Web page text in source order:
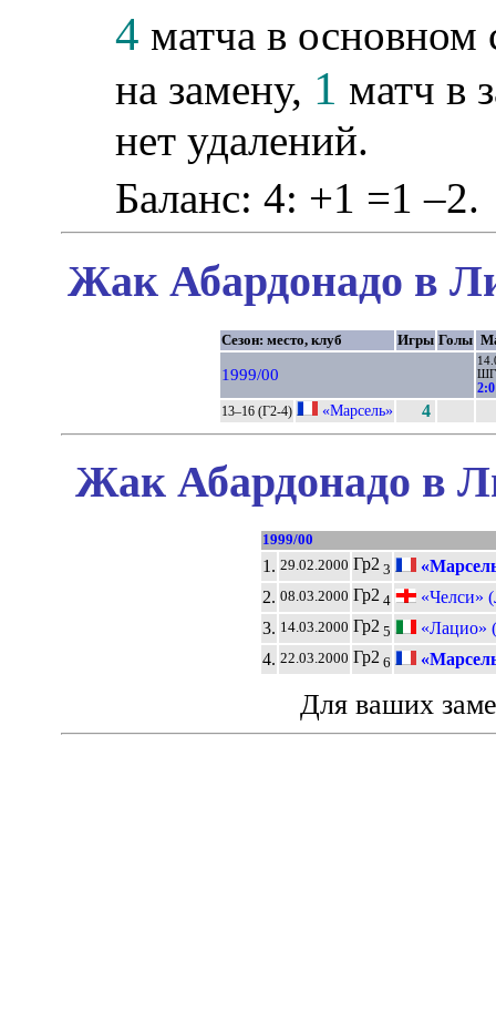
4 матча в основном
на замену, 1 матч в
нет удалений.
Баланс: 4: +1 =1 –2.
Жак Абардонадо в
Сезон: место, клуб Игры Голы
1999/00
2:0
13–16 (Г2-4) «Марсель» 4
Жак Абардонадо в
1999/00
1. 29.02.2000 Гр2 3
2. 08.03.2000 Гр2 4
«Челси»
3. 14.03.2000 Гр2 5
«Лацио»
4. 22.03.2000 Гр2 6
Для ваших